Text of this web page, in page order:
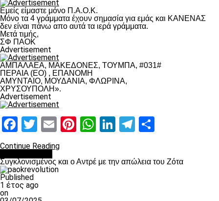
Εμείς είμαστε μόνο Π.Α.Ο.Κ.
Μόνο τα 4 γράμματα έχουν σημασία για εμάς και ΚΑΝΕΝΑΣ
δεν είναι πάνω απο αυτά τα ιερά γράμματα.
Μετά τιμής,
ΣΦ ΠΑΟΚ
Advertisement
ΑΜΠΑΛΑΕΑ, ΜΑΚΕΔΟΝΕΣ, ΤΟΥΜΠΑ, #031#
ΠΕΡΑΙΑ (ΕΟ) , ΕΠΑΝΟΜΗ
ΑΜΥΝΤΑΙΟ, ΜΟΥΔΑΝΙΑ, ΦΛΩΡΙΝΑ,
ΧΡΥΣΟΥΠΟΛΗ».
Advertisement
Facebook
Twitter
EmailPinterest
WhatsApp
LinkedIn
Telegram
Continue Reading
Συγκλονισμένος και ο Αντρέ με την απώλεια του Ζότα
Published
1 έτος ago
on